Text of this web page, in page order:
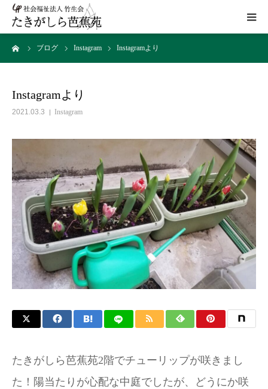
ブログ Instagram Instagramより
Instagramより
2021.03.3 Instagram
たきがしら芭蕉苑2階でチューリップが咲きまし
た！陽当たりが心配な中庭でしたが、どうにか咲
HOME
施設概要
こだわり
ギャラリー
アクセス
お問い合わせ